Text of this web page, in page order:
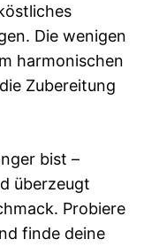
Die wenigen
harmonischen
Zubereitung
bist –
überzeugt
Probiere
finde deine